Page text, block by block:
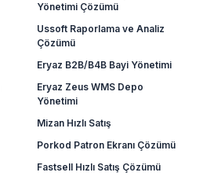
Yönetimi Çözümü
Ussoft Raporlama ve Analiz
Çözümü
Eryaz B2B/B4B Bayi Yönetimi
Eryaz Zeus WMS Depo
Yönetimi
Mizan Hızlı Satış
Porkod Patron Ekranı Çözümü
Fastsell Hızlı Satış Çözümü